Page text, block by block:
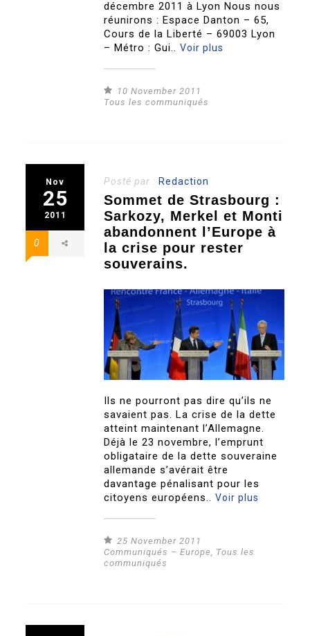
décembre 2011 à Lyon Nous nous
réunirons : Espace Danton – 65,
Cours de la Liberté – 69003 Lyon
– Métro : Gui..Voir plus
10 November 2011
Tous les communiqués
Nov
25
2011
0
Posté par : Redaction
Sommet de Strasbourg :
Sarkozy, Merkel et Monti
abandonnent l’Europe à
la crise pour rester
souverains.
Ils ne pourront pas dire qu’ils ne
savaient pas. La crise de la dette
atteint maintenant l’Allemagne.
Déjà le 23 novembre, l’emprunt
obligataire de la dette souveraine
allemande s’avérait être
davantage pénalisant pour les
citoyens européens..Voir plus
25 November 2011
Communiqués – Europe, Tous les
communiqués